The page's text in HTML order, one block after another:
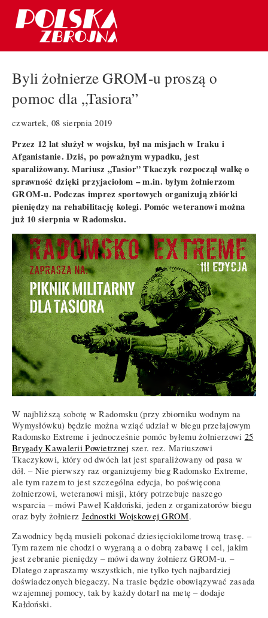
Byli żołnierze GROM-u proszą o
pomoc dla „Tasiora”
czwartek, 08 sierpnia 2019
Przez 12 lat służył w wojsku, był na misjach w Iraku i
Afganistanie. Dziś, po poważnym wypadku, jest
sparaliżowany. Mariusz „Tasior” Tkaczyk rozpoczął walkę o
sprawność dzięki przyjaciołom – m.in. byłym żołnierzom
GROM-u. Podczas imprez sportowych organizują zbiórki
pieniędzy na rehabilitację kolegi. Pomóc weteranowi można
już 10 sierpnia w Radomsku.
W najbliższą sobotę w Radomsku (przy zbiorniku wodnym na
Wymysłówku) będzie można wziąć udział w biegu przełajowym
Radomsko Extreme i jednocześnie pomóc byłemu żołnierzowi 25
Brygady Kawalerii Powietrznej szer. rez. Mariuszowi
Tkaczykowi, który od dwóch lat jest sparaliżowany od pasa w
dół. – Nie pierwszy raz organizujemy bieg Radomsko Extreme,
ale tym razem to jest szczególna edycja, bo poświęcona
żołnierzowi, weteranowi misji, który potrzebuje naszego
wsparcia – mówi Paweł Kałdoński, jeden z organizatorów biegu
oraz były żołnierz Jednostki Wojskowej GROM.
Zawodnicy będą musieli pokonać dziesięciokilometrową trasę. –
Tym razem nie chodzi o wygraną a o dobrą zabawę i cel, jakim
jest zebranie pieniędzy – mówi dawny żołnierz GROM-u. –
Dlatego zapraszamy wszystkich, nie tylko tych najbardziej
doświadczonych biegaczy. Na trasie będzie obowiązywać zasada
wzajemnej pomocy, tak by każdy dotarł na metę – dodaje
Kałdoński.